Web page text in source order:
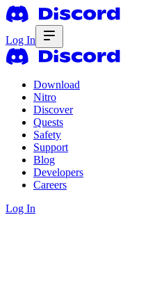
Log In
Download
Nitro
Discover
Quests
Safety
Support
Blog
Developers
Careers
Log In